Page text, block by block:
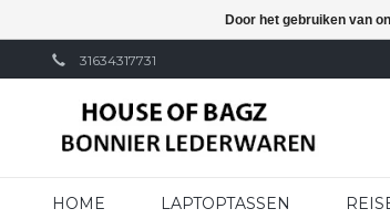
31634317731
HOME LAPTOPTASSEN
Door het gebruiken van